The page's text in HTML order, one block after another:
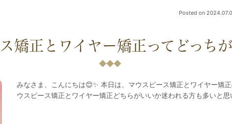
Posted on
矯正とワイヤー矯正ってどっち
みなさま、こんにちは😊✨ 本日は、マウスピース矯正とワイヤー矯
ウスピース矯正とワイヤー矯正どちらがいいか迷われる方も多いと